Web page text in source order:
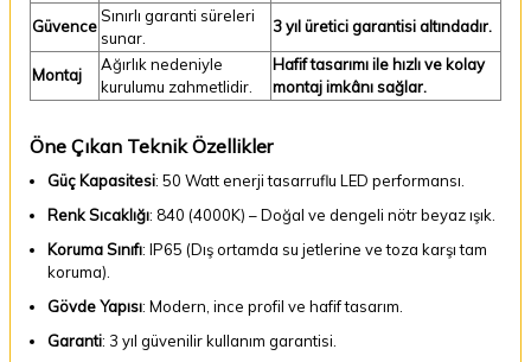
Güvence
Sınırlı garanti süreleri
sunar.
3 yıl üretici garantisi altındadır.
Montaj
Ağırlık nedeniyle
kurulumu zahmetlidir.
Hafif tasarımı ile hızlı ve kolay
montaj imkânı sağlar.
Öne Çıkan Teknik Özellikler
Güç Kapasitesi: 50 Watt enerji tasarruflu LED performansı.
Renk Sıcaklığı: 840 (4000K) – Doğal ve dengeli nötr beyaz ışık.
Koruma Sınıfı: IP65 (Dış ortamda su jetlerine ve toza karşı tam
koruma).
Gövde Yapısı: Modern, ince profil ve hafif tasarım.
Garanti: 3 yıl güvenilir kullanım garantisi.